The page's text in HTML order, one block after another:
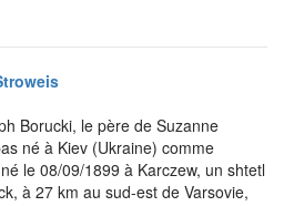
Borucki, le père de Suzanne
né à Kiev (Ukraine) comme
le 08/09/1899 à Karczew, un shtetl
à 27 km au sud-est de Varsovie,